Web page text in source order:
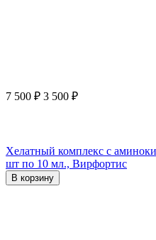
7 500 ₽ 3 500 ₽
Хелатный комплекс с
шт по 10 мл., Вирфортис
В корзину